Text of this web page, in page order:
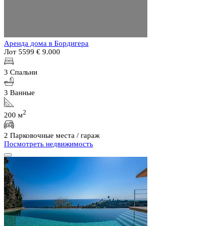
Аренда дома в Бордигера
Лот 5599 € 9.000
3 Спальни
3 Ванные
200 м2
2 Парковочные места / гараж
Посмотреть недвижимость